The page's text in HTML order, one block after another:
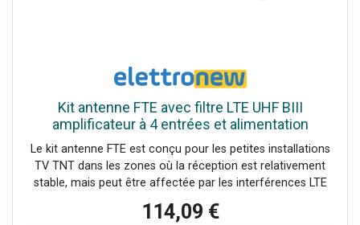
Kit antenne FTE avec filtre LTE UHF BIII
amplificateur à 4 entrées et alimentation
Le kit antenne FTE est conçu pour les petites installations
TV TNT dans les zones où la réception est relativement
stable, mais peut être affectée par les interférences LTE
composition complète en un seul paquet, l'installation est
114,09 €